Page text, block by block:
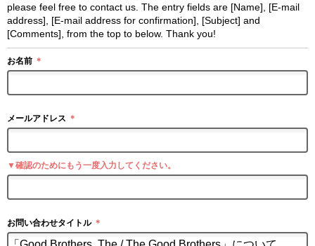
please feel free to contact us. The entry fields are [Name], [E-mail
address], [E-mail address for confirmation], [Subject] and
[Comments], from the top to below. Thank you!
お名前 ＊
メールアドレス ＊
▼確認のためにもう一度入力してください。
お問い合わせタイトル ＊